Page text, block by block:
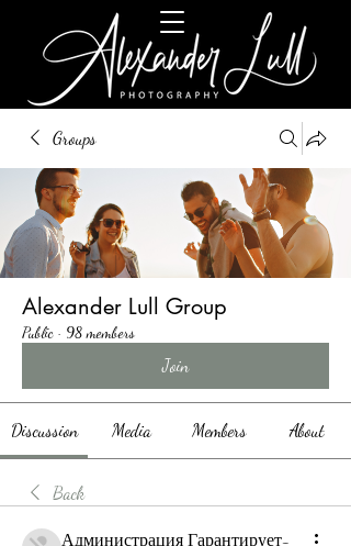
Groups
Alexander Lull Group
Public · 98 members
Join
Discussion Media Members About
Back
Администрация Гарантирует-